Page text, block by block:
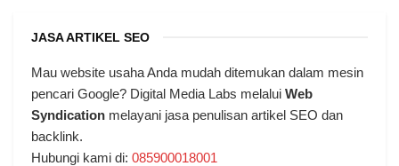
JASA ARTIKEL SEO
Mau website usaha Anda mudah ditemukan dalam mesin
pencari Google? Digital Media Labs melalui Web
Syndication melayani jasa penulisan artikel SEO dan
backlink.
Hubungi kami di: 085900018001